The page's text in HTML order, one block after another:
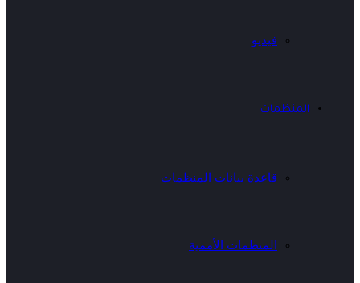
فيديو
المنظمات
قاعدة بيانات المنظمات
المنظمات الأممية